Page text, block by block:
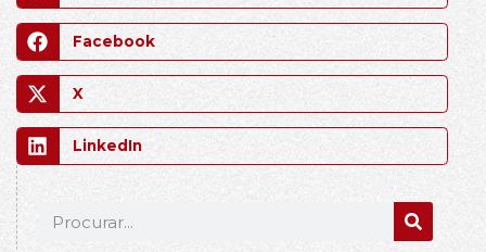
Facebook
X
LinkedIn